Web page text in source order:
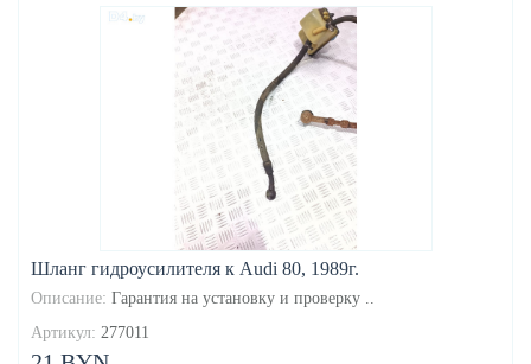
Шланг гидроусилителя к Audi 80, 1989г.
Описание: Гарантия на установку и проверку ..
Артикул: 277011